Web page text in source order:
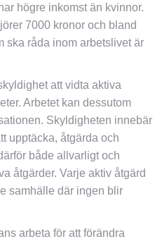
högre inkomst än kvinnor.
7000 kronor och bland
ska råda inom arbetslivet är
att vidta aktiva
Arbetet kan dessutom
Skyldigheten innebär
upptäcka, åtgärda och
både allvarligt och
åtgärder. Varje aktiv åtgärd
samhälle där ingen blir
arbeta för att förändra